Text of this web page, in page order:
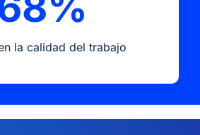
la calidad del trabajo